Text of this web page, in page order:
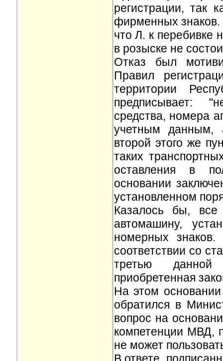
регистрации, так
фирменных
что Л. к перебивке
в розыске не
Отказ был
Правил
территории
предписывает:
средства, номера
учетным данным,
второй этого же
таких
оставления в
основании
установленном
Казалось бы, все
автомашину,
номерных
соответствии со
третью данной
приобретенная
На этом
обратился в
вопрос на
компетенции МВД,
не может